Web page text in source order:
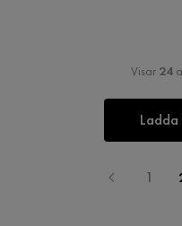
Visar 24
1